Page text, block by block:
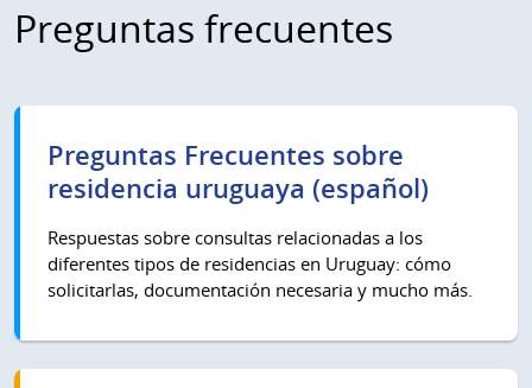
Preguntas frecuentes
Preguntas Frecuentes sobre
residencia uruguaya (español)
Respuestas sobre consultas relacionadas a los
diferentes tipos de residencias en Uruguay: cómo
solicitarlas, documentación necesaria y mucho más.